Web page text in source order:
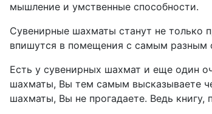
мышление и умственные способности.
Сувенирные шахматы станут не только
впишутся в помещения с самым разным
Есть у сувенирных шахмат и еще один
шахматы, Вы тем самым высказываете
шахматы, Вы не прогадаете. Ведь книгу,